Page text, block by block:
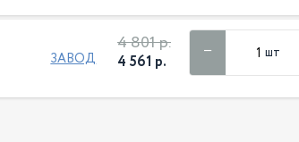
ЗАВОД
4 801 р.
4 561 р. шт